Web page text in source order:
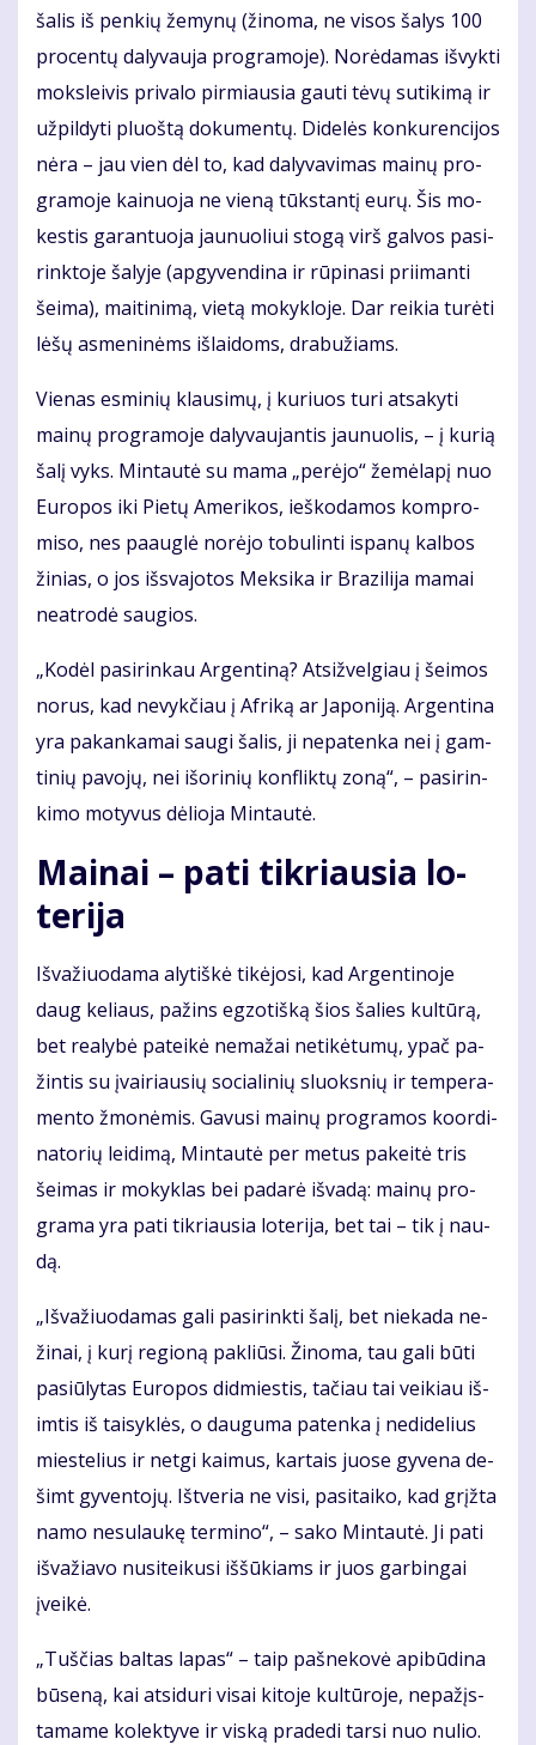
ša­lis iš pen­kių že­my­nų (ži­no­ma, ne vi­sos ša­lys 100
pro­cen­tų da­ly­vau­ja pro­gra­mo­je). No­rė­da­mas iš­vyk­ti
moks­lei­vis pri­va­lo pir­miau­sia gau­ti tė­vų su­ti­ki­mą ir
už­pil­dy­ti pluoš­tą do­ku­men­tų. Di­de­lės kon­ku­ren­ci­jos
nė­ra – jau vien dėl to, kad da­ly­va­vi­mas mai­nų pro­
gra­mo­je kai­nuo­ja ne vie­ną tūks­tan­tį eu­rų. Šis mo­
kes­tis ga­ran­tuo­ja jau­nuo­liui sto­gą virš gal­vos pa­si­
rink­to­je ša­ly­je (ap­gy­ven­di­na ir rū­pi­na­si pri­iman­ti
šei­ma), mai­ti­ni­mą, vie­tą mo­kyk­lo­je. Dar rei­kia tu­rė­ti
lė­šų as­me­ni­nėms iš­lai­doms, dra­bu­žiams.
Vie­nas es­mi­nių klau­si­mų, į ku­riuos tu­ri at­sa­ky­ti
mai­nų pro­gra­mo­je da­ly­vau­jan­tis jau­nuo­lis, – į ku­rią
ša­lį vyks. Min­tau­tė su ma­ma „per­ėjo“ že­mė­la­pį nuo
Eu­ro­pos iki Pie­tų Ame­ri­kos, ieš­ko­da­mos kom­pro­
mi­so, nes pa­aug­lė no­rė­jo to­bu­lin­ti is­pa­nų kal­bos
ži­nias, o jos iš­sva­jo­tos Mek­si­ka ir Bra­zi­li­ja ma­mai
ne­at­ro­dė sau­gios.
„Ko­dėl pa­si­rin­kau Ar­gen­ti­ną? At­si­žvel­giau į šei­mos
no­rus, kad ne­vyk­čiau į Af­ri­ką ar Ja­po­ni­ją. Ar­gen­ti­na
yra pa­kan­ka­mai sau­gi ša­lis, ji ne­pa­ten­ka nei į gam­
ti­nių pa­vo­jų, nei iš­ori­nių kon­flik­tų zo­ną“, – pa­si­rin­
ki­mo mo­ty­vus dė­lio­ja Min­tau­tė.
Mai­nai – pa­ti tik­riau­sia lo­
te­ri­ja
Iš­va­žiuo­da­ma aly­tiš­kė ti­kė­jo­si, kad Ar­gen­ti­no­je
daug ke­liaus, pa­žins eg­zo­tiš­ką šios ša­lies kul­tū­rą,
bet re­a­ly­bė pa­tei­kė ne­ma­žai ne­ti­kė­tu­mų, ypač pa­
žin­tis su įvai­riau­sių so­cia­li­nių sluoks­nių ir tem­pe­ra­
men­to žmo­nė­mis. Ga­vu­si mai­nų pro­gra­mos ko­or­di­
na­to­rių lei­di­mą, Min­tau­tė per me­tus pa­kei­tė tris
šei­mas ir mo­kyk­las bei pa­da­rė iš­va­dą: mai­nų pro­
gra­ma yra pa­ti tik­riau­sia lo­te­ri­ja, bet tai – tik į nau­
dą.
„Iš­va­žiuo­da­mas ga­li pa­si­rink­ti ša­lį, bet nie­ka­da ne­
ži­nai, į ku­rį re­gio­ną pa­kliū­si. Ži­no­ma, tau ga­li bū­ti
pa­siū­ly­tas Eu­ro­pos did­mies­tis, ta­čiau tai vei­kiau iš­
im­tis iš tai­syk­lės, o dau­gu­ma pa­ten­ka į ne­di­de­lius
mies­te­lius ir net­gi kai­mus, kar­tais juo­se gy­ve­na de­
šimt gy­ven­to­jų. Iš­tve­ria ne vi­si, pa­si­tai­ko, kad grįž­ta
na­mo ne­su­lau­kę ter­mi­no“, – sa­ko Min­tau­tė. Ji pa­ti
iš­va­žia­vo nu­si­tei­ku­si iš­šū­kiams ir juos gar­bin­gai
įvei­kė.
„Tuš­čias bal­tas la­pas“ – taip pa­šne­ko­vė api­bū­di­na
bū­se­ną, kai at­si­du­ri vi­sai ki­to­je kul­tū­ro­je, ne­pa­žįs­
ta­ma­me ko­lek­ty­ve ir vis­ką pra­de­di tar­si nuo nu­lio.